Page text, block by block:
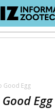
Good Egg
Egg